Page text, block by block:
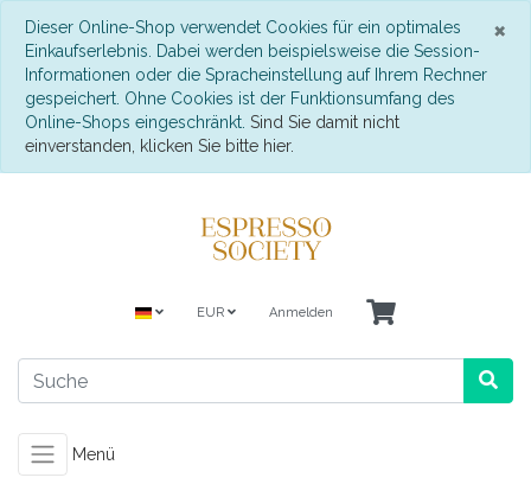
×
Dieser Online-Shop verwendet Cookies für ein optimales
Einkaufserlebnis. Dabei werden beispielsweise die Session-
Informationen oder die Spracheinstellung auf Ihrem Rechner
gespeichert. Ohne Cookies ist der Funktionsumfang des
Online-Shops eingeschränkt. Sind Sie damit nicht
einverstanden, klicken Sie bitte hier.
EUR Anmelden
Menü